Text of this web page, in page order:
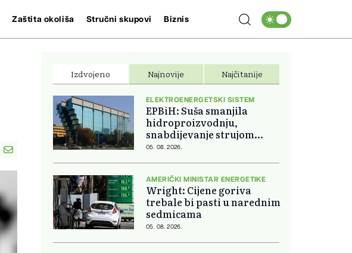
Zaštita okoliša Stručni skupovi Biznis
Izdvojeno Najnovije Najčitanije
ELEKTROENERGETSKI SISTEM
EPBiH: Suša smanjila
hidroproizvodnju,
snabdijevanje strujom
ostaje stabilno
05. 08. 2026.
AMERIČKI MINISTAR ENERGETIKE
Wright: Cijene goriva
trebale bi pasti u narednim
sedmicama
05. 08. 2026.